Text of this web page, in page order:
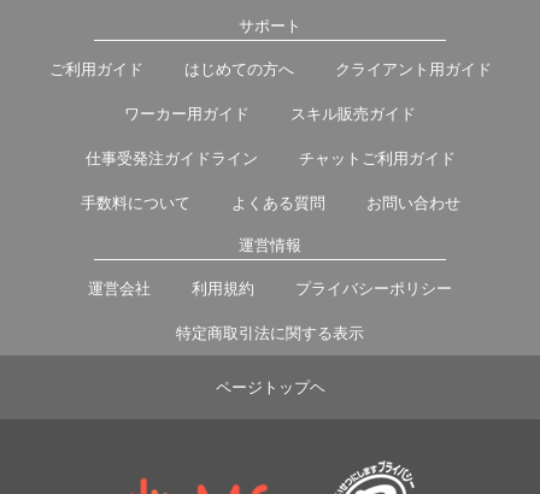
サポート
ご利用ガイド はじめての方へ クライアント用ガイド
ワーカー用ガイド スキル販売ガイド
仕事受発注ガイドライン チャットご利用ガイド
手数料について よくある質問 お問い合わせ
運営情報
運営会社 利用規約 プライバシーポリシー
特定商取引法に関する表示
ページトップヘ